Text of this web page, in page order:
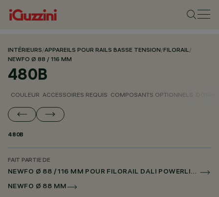
INTÉRIEURS/APPAREILS POUR RAILS BASSE TENSION/FILORAIL/
NEWFO Ø 88 / 116 MM
480B
COULEUR ACCESSOIRES REQUIS COMPOSANTS OPTIONNELS
480B
FAIT PARTIE DE
NEWFO Ø 88 / 116 MM POUR FILORAIL DALI POWERLINE
NEWFO Ø 88 MM